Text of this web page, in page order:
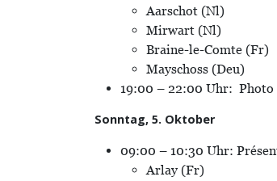
Aarschot (Nl)
Mirwart (Nl)
Braine-le-Comte (Fr)
Mayschoss (Deu)
19:00 – 22:00 Uhr: Photo
Sonntag, 5. Oktober
09:00 – 10:30 Uhr:
Arlay (Fr)